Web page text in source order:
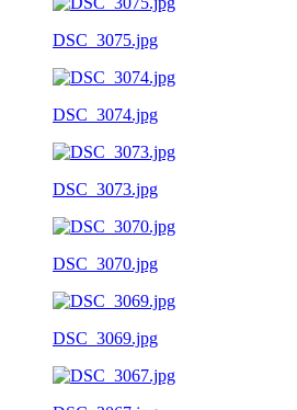
DSC_3075.jpg
DSC_3074.jpg
DSC_3073.jpg
DSC_3070.jpg
DSC_3069.jpg